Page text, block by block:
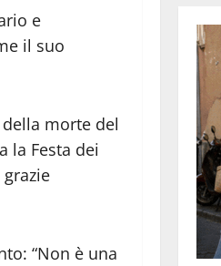
e
il suo
morte del
la Festa dei
“Non è una